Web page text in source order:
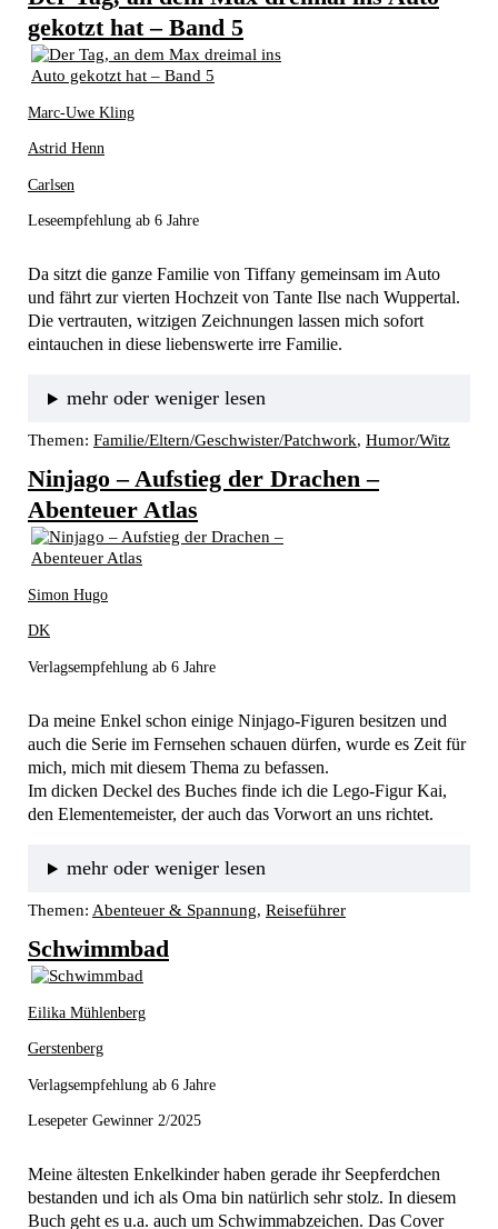
gekotzt hat – Band 5
Marc-Uwe Kling
Astrid Henn
Carlsen
Leseempfehlung ab 6 Jahre
Da sitzt die ganze Familie von Tiffany gemeinsam im Auto
und fährt zur vierten Hochzeit von Tante Ilse nach Wuppertal.
Die vertrauten, witzigen Zeichnungen lassen mich sofort
eintauchen in diese liebenswerte irre Familie.
mehr oder weniger lesen
Themen: Familie/Eltern/Geschwister/Patchwork, Humor/Witz
Ninjago – Aufstieg der Drachen –
Abenteuer Atlas
Simon Hugo
DK
Verlagsempfehlung ab 6 Jahre
Da meine Enkel schon einige Ninjago-Figuren besitzen und
auch die Serie im Fernsehen schauen dürfen, wurde es Zeit für
mich, mich mit diesem Thema zu befassen.
Im dicken Deckel des Buches finde ich die Lego-Figur Kai,
den Elementemeister, der auch das Vorwort an uns richtet.
mehr oder weniger lesen
Themen: Abenteuer & Spannung, Reiseführer
Schwimmbad
Eilika Mühlenberg
Gerstenberg
Verlagsempfehlung ab 6 Jahre
Lesepeter Gewinner 2/2025
Meine ältesten Enkelkinder haben gerade ihr Seepferdchen
bestanden und ich als Oma bin natürlich sehr stolz. In diesem
Buch geht es u.a. auch um Schwimmabzeichen. Das Cover